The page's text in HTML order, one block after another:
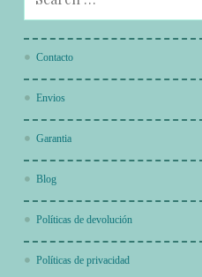
Contacto
Envios
Garantia
Blog
Políticas de devolución
Políticas de privacidad